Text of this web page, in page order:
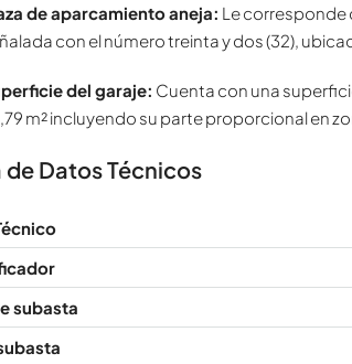
de aparcamiento aneja: Le corresponde
con el número treinta y dos (32),
del garaje: Cuenta con una
m² incluyendo su parte proporcional en
de Datos Técnicos
subasta